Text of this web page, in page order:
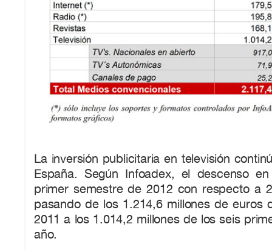
La inversión publicitaria en televisión
España. Según Infoadex, el descenso
primer semestre de 2012 con respecto a
pasando de los 1.214,6 millones de euros
2011 a los 1.014,2 millones de los seis
año.